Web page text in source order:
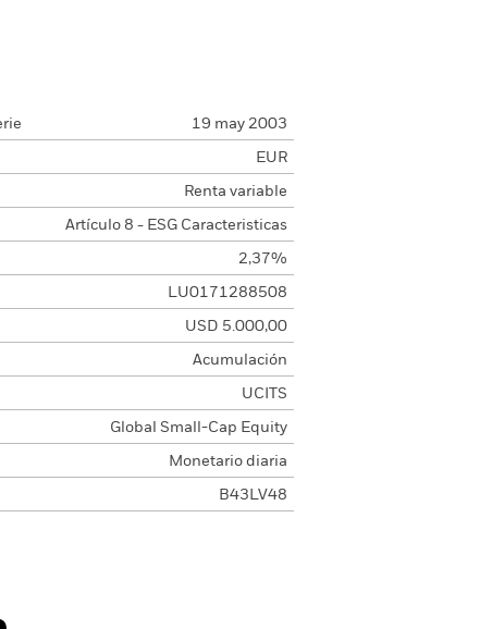
19 may 2003
EUR
Renta variable
Artículo 8 - ESG Caracteristicas
2,37%
LU0171288508
USD 5.000,00
Acumulación
UCITS
Global Small-Cap Equity
Monetario diaria
B43LV48